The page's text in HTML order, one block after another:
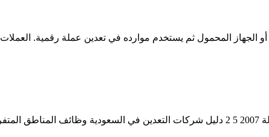
أو الجهاز المحمول ثم يستخدم موارده في تعدين عملة رقمية.